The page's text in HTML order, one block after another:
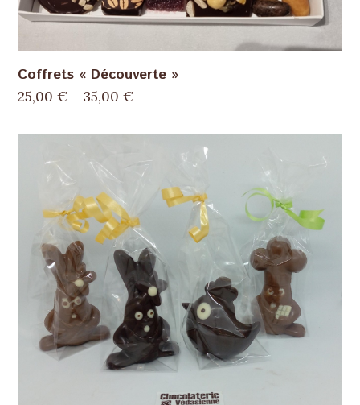
Coffrets « Découverte »
25,00€ –35,00€